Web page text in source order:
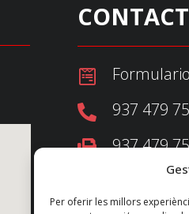
Per oferir les millors
Formulario
937 479
937 479